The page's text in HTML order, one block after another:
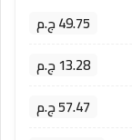
49.75 ج.م
13.28 ج.م
57.47 ج.م